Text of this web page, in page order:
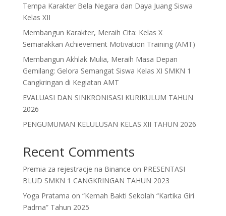
Tempa Karakter Bela Negara dan Daya Juang Siswa
Kelas XII
Membangun Karakter, Meraih Cita: Kelas X
Semarakkan Achievement Motivation Training (AMT)
Membangun Akhlak Mulia, Meraih Masa Depan
Gemilang: Gelora Semangat Siswa Kelas XI SMKN 1
Cangkringan di Kegiatan AMT
EVALUASI DAN SINKRONISASI KURIKULUM TAHUN
2026
PENGUMUMAN KELULUSAN KELAS XII TAHUN 2026
Recent Comments
Premia za rejestracje na Binance on PRESENTASI
BLUD SMKN 1 CANGKRINGAN TAHUN 2023
Yoga Pratama on “Kemah Bakti Sekolah “Kartika Giri
Padma” Tahun 2025